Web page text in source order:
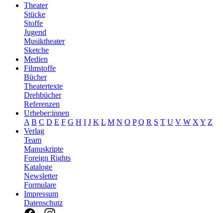
Theater
Stücke
Stoffe
Jugend
Musiktheater
Sketche
Medien
Filmstoffe
Bücher
Theatertexte
Drehbücher
Referenzen
Urheber:innen
A B C D E F G H I J K L M N O P Q R S T U V W X Y Z
Verlag
Team
Manuskripte
Foreign Rights
Kataloge
Newsletter
Formulare
Impressum
Datenschutz